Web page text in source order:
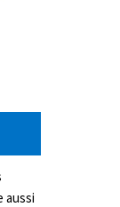
aussi